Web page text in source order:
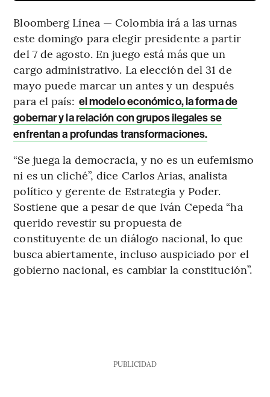
Bloomberg Línea — Colombia irá a las urnas
este domingo para elegir presidente a partir
del 7 de agosto. En juego está más que un
cargo administrativo. La elección del 31 de
mayo puede marcar un antes y un después
para el país: el modelo económico, la forma de
gobernar y la relación con grupos ilegales se
enfrentan a profundas transformaciones.
“Se juega la democracia, y no es un eufemismo
ni es un cliché”, dice Carlos Arias, analista
político y gerente de Estrategia y Poder.
Sostiene que a pesar de que Iván Cepeda “ha
querido revestir su propuesta de
constituyente de un diálogo nacional, lo que
busca abiertamente, incluso auspiciado por el
gobierno nacional, es cambiar la constitución”.
PUBLICIDAD